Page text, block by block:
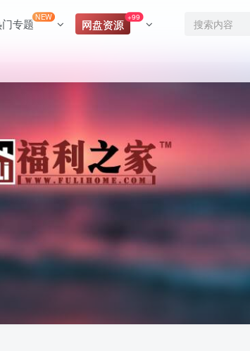
专题NEW
网盘资源
+99